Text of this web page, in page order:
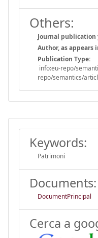
Others:
Journal publication
Author, as appears
Publication Type:
info:eu-repo/
repo/semantics/
Keywords:
Patrimoni
Documents:
DocumentPrincipal
Cerca a